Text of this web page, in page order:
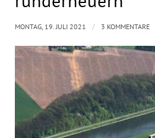
MONTAG, 19. JULI 2021 / 3 KOMMENTARE